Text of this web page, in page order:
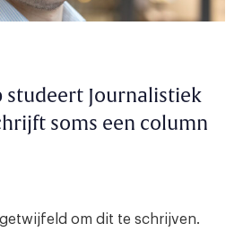
studeert Journalistiek
soms een column
om dit te schrijven.